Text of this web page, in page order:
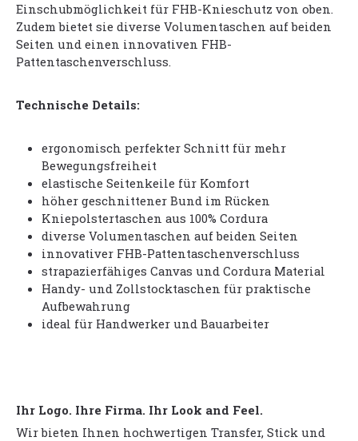
Einschubmöglichkeit für FHB-Knieschutz von oben.
Zudem bietet sie diverse Volumentaschen auf beiden
Seiten und einen innovativen FHB-
Pattentaschenverschluss.
Technische Details:
ergonomisch perfekter Schnitt für mehr
Bewegungsfreiheit
elastische Seitenkeile für Komfort
höher geschnittener Bund im Rücken
Kniepolstertaschen aus 100% Cordura
diverse Volumentaschen auf beiden Seiten
innovativer FHB-Pattentaschenverschluss
strapazierfähiges Canvas und Cordura Material
Handy- und Zollstocktaschen für praktische
Aufbewahrung
ideal für Handwerker und Bauarbeiter
Ihr Logo. Ihre Firma. Ihr Look and Feel.
Wir bieten Ihnen hochwertigen Transfer, Stick und